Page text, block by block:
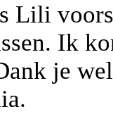
Lili
Ik
je